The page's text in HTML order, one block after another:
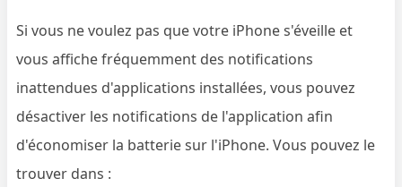
Si vous ne voulez pas que votre iPhone s'éveille et
vous affiche fréquemment des notifications
inattendues d'applications installées, vous pouvez
désactiver les notifications de l'application afin
d'économiser la batterie sur l'iPhone. Vous pouvez le
trouver dans :